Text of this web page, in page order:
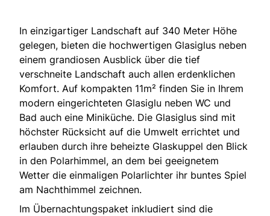
In einzigartiger Landschaft auf 340 Meter Höhe
gelegen, bieten die hochwertigen Glasiglus neben
einem grandiosen Ausblick über die tief
verschneite Landschaft auch allen erdenklichen
Komfort. Auf kompakten 11m² finden Sie in Ihrem
modern eingerichteten Glasiglu neben WC und
Bad auch eine Miniküche. Die Glasiglus sind mit
höchster Rücksicht auf die Umwelt errichtet und
erlauben durch ihre beheizte Glaskuppel den Blick
in den Polarhimmel, an dem bei geeignetem
Wetter die einmaligen Polarlichter ihr buntes Spiel
am Nachthimmel zeichnen.
Im Übernachtungspaket inkludiert sind die